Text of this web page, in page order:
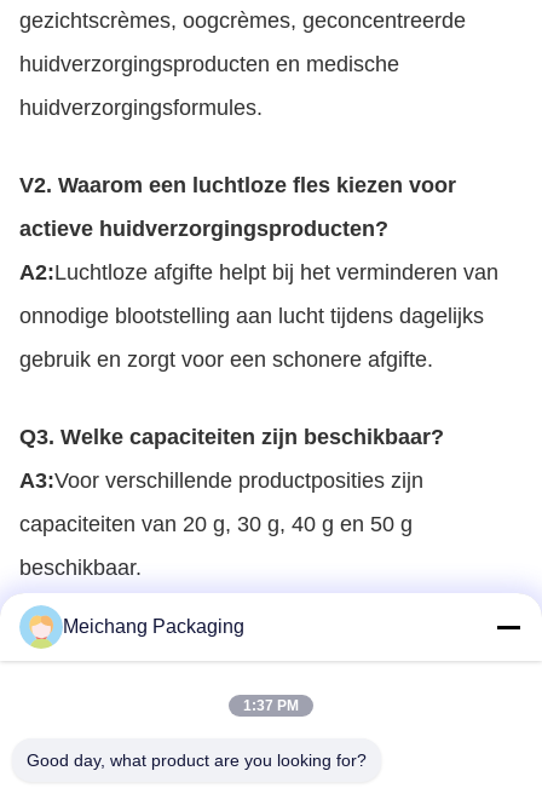
gezichtscrèmes, oogcrèmes, geconcentreerde
huidverzorgingsproducten en medische
huidverzorgingsformules.
V2. Waarom een luchtloze fles kiezen voor
actieve huidverzorgingsproducten?
A2:Luchtloze afgifte helpt bij het verminderen van
onnodige blootstelling aan lucht tijdens dagelijks
gebruik en zorgt voor een schonere afgifte.
Q3. Welke capaciteiten zijn beschikbaar?
A3:Voor verschillende productposities zijn
capaciteiten van 20 g, 30 g, 40 g en 50 g
beschikbaar.
Q4. Kan ik mijn merk logo aanpassen?
Ja, we ondersteunen logo's, silk-screen prints,
Meichang Packaging
1:37 PM
Good day, what product are you looking for?